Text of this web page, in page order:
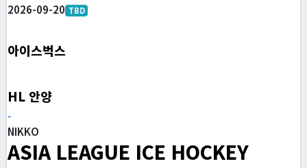
2026-09-20 TBD
아이스벅스
HL 안양
-
NIKKO
ASIA LEAGUE ICE HOCKEY